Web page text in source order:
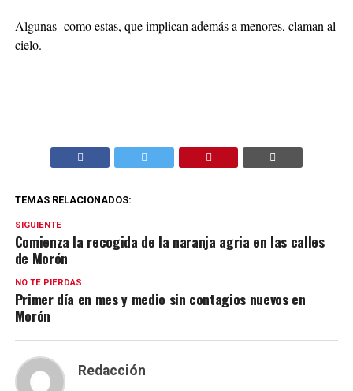
Algunas como estas, que implican además a menores, claman al
cielo.
TEMAS RELACIONADOS:
SIGUIENTE
Comienza la recogida de la naranja agria en las calles
de Morón
NO TE PIERDAS
Primer día en mes y medio sin contagios nuevos en
Morón
Redacción